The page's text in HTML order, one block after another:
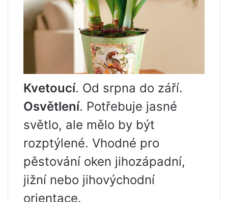
Kvetoucí. Od srpna do září.
Osvětlení. Potřebuje jasné
světlo, ale mělo by být
rozptýlené. Vhodné pro
pěstování oken jihozápadní,
jižní nebo jihovýchodní
orientace.